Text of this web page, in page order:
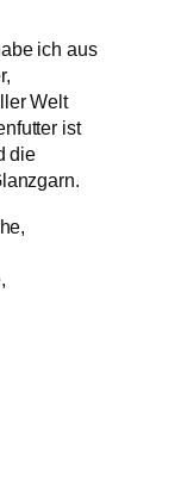
ich aus
Welt
ist
die